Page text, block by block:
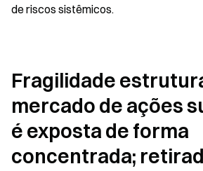
de riscos sistêmicos.
Fragilidade
mercado de ações
é exposta de forma
concentrada;